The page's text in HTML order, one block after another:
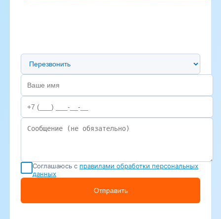
Предпочтительный способ связи
Соглашаюсь с правилами обработки персональных
данных
Отправить